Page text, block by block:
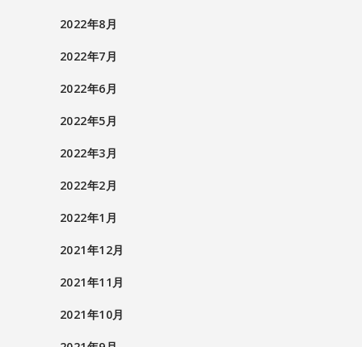
2022年8月
2022年7月
2022年6月
2022年5月
2022年3月
2022年2月
2022年1月
2021年12月
2021年11月
2021年10月